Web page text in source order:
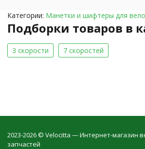
Категории: Манетки и шифтеры для
Подборки товаров в
3 скорости 7 скоростей
2023-2026 © Velocitta — Интернет-магазин
запчастей